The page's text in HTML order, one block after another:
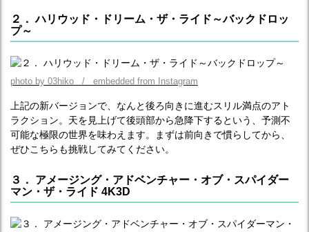
２． ハリウッド・ドリーム・ザ・ライド～バックドロッ
プ～
photo by 03hiko / embedded from Instagram
上記の新バージョンで、なんと後ろ向きに進むスリル満点のアト
ラクション。天を見上げて後頭部から急降下するという、予測不
可能な極限の世界を味わえます。まずは前向きで慣らしてから、
ぜひこちらも挑戦してみてください。
３． アメージング・アドベンチャー・オブ・スパイダー
マン・ザ・ライド 4K3D